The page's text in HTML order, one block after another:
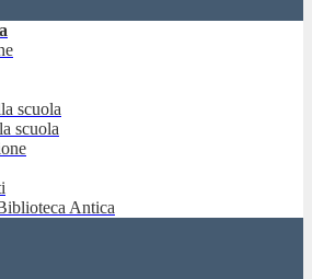
scuola
scuola
Antica